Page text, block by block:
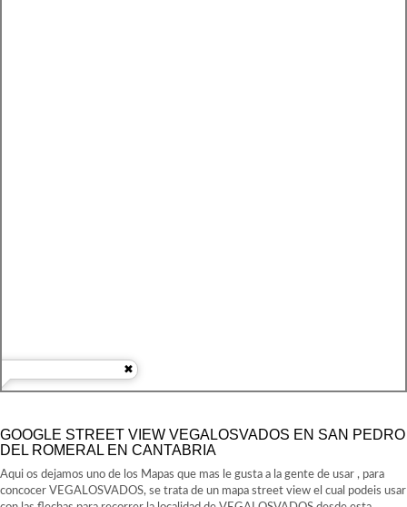
GOOGLE STREET VIEW VEGALOSVADOS EN SAN PEDRO
DEL ROMERAL EN CANTABRIA
Aqui os dejamos uno de los Mapas que mas le gusta a la gente de usar , para
concocer VEGALOSVADOS, se trata de un mapa street view el cual podeis usar